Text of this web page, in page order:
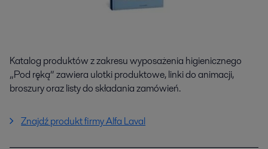
Katalog produktów z zakresu wyposażenia higienicznego
„Pod ręką” zawiera ulotki produktowe, linki do animacji,
broszury oraz listy do składania zamówień.
Znajdź produkt firmy Alfa Laval